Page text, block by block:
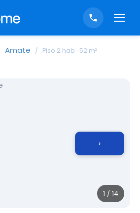
Amate / Piso 2 hab · 52 m²
›
1 / 14